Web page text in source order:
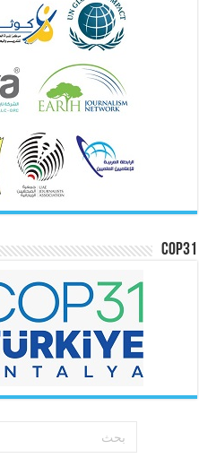
COP31